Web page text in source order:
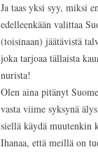
Ja taas yksi syy, miksi
edelleenkään valittaa
(toisinaan) jäätävistä
joka tarjoaa tällaista
nurista!
Olen aina pitänyt
vasta viime syksynä
siellä käydä muutenkin
Ihanaa, että meillä on